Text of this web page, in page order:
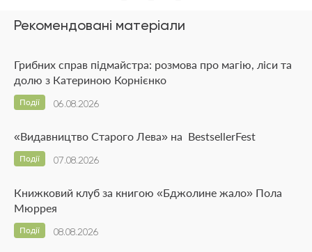
Рекомендовані матеріали
Грибних справ підмайстра: розмова про магію, ліси та
долю з Катериною Корнієнко
06.08.2026
Події
«Видавництво Старого Лева» на BestsellerFest
07.08.2026
Події
Книжковий клуб за книгою «Бджолине жало» Пола
Мюррея
08.08.2026
Події